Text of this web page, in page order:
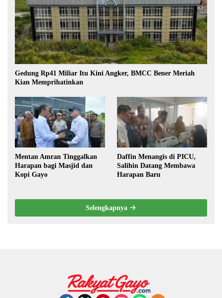
Gedung Rp41 Miliar Itu Kini Angker, BMCC Bener Meriah
Kian Memprihatinkan
Mentan Amran Tinggalkan
Harapan bagi Masjid dan
Kopi Gayo
Daffin Menangis di PICU,
Salihin Datang Membawa
Harapan Baru
Selengkapnya